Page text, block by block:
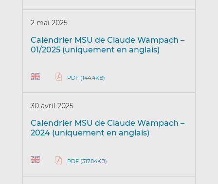
2 mai 2025
Calendrier MSU de Claude Wampach –
01/2025 (uniquement en anglais)
PDF (144.4KB)
30 avril 2025
Calendrier MSU de Claude Wampach –
2024 (uniquement en anglais)
PDF (317.84KB)